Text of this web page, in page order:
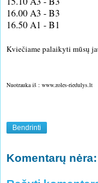
16.00 A3 - B3
16.50 A1 - B1
Kviečiame palaikyti mūsų
Nuotrauka iš : www.zoles-riedulys.lt
Bendrinti
Komentarų nėra: